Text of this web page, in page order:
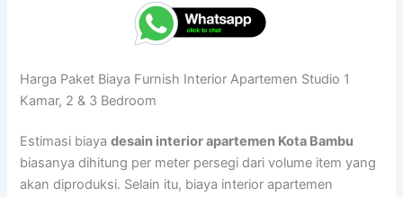
Harga Paket Biaya Furnish Interior Apartemen Studio 1
Kamar, 2 & 3 Bedroom
Estimasi biayadesain interior apartemen Kota Bambu
biasanya dihitung per meter persegi dari volume item yang
akan diproduksi. Selain itu, biaya interior apartemen